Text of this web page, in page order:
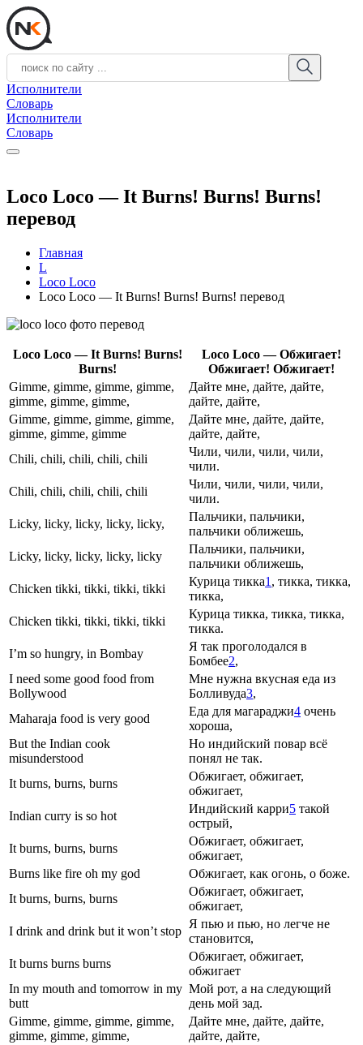
Исполнители
Словарь
Исполнители
Словарь
Loco Loco — It Burns! Burns! Burns!
перевод
Главная
L
Loco Loco
Loco Loco — It Burns! Burns! Burns! перевод
Loco Loco — It Burns! Burns!
Burns!
Loco Loco — Обжигает!
Обжигает! Обжигает!
Gimme, gimme, gimme, gimme,
gimme, gimme, gimme,
Дайте мне, дайте, дайте,
дайте, дайте,
Gimme, gimme, gimme, gimme,
gimme, gimme, gimme
Дайте мне, дайте, дайте,
дайте, дайте,
Chili, chili, chili, chili, chili
Чили, чили, чили, чили,
чили.
Chili, chili, chili, chili, chili
Чили, чили, чили, чили,
чили.
Licky, licky, licky, licky, licky,
Пальчики, пальчики,
пальчики оближешь,
Licky, licky, licky, licky, licky
Пальчики, пальчики,
пальчики оближешь,
Chicken tikki, tikki, tikki, tikki
Курица тикка1 , тикка, тикка,
тикка,
Chicken tikki, tikki, tikki, tikki
Курица тикка, тикка, тикка,
тикка.
I’m so hungry, in Bombay
Я так проголодался в
Бомбее2,
I need some good food from
Bollywood
Мне нужна вкусная еда из
Болливуда3,
Maharaja food is very good
Еда для магараджи4 очень
хороша,
But the Indian cook
misunderstood
Но индийский повар всё
понял не так.
It burns, burns, burns
Обжигает, обжигает,
обжигает,
Indian curry is so hot
Индийский карри5 такой
острый,
It burns, burns, burns
Обжигает, обжигает,
обжигает,
Burns like fire oh my god
Обжигает, как огонь, о боже.
It burns, burns, burns
Обжигает, обжигает,
обжигает,
I drink and drink but it won’t stop
Я пью и пью, но легче не
становится,
It burns burns burns
Обжигает, обжигает,
обжигает
In my mouth and tomorrow in my
butt
Мой рот, а на следующий
день мой зад.
Gimme, gimme, gimme, gimme,
gimme, gimme, gimme,
Дайте мне, дайте, дайте,
дайте, дайте,